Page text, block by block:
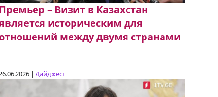
Премьер – Визит в Казахстан
историческим для
отношений между двумя странами
| Дайджест